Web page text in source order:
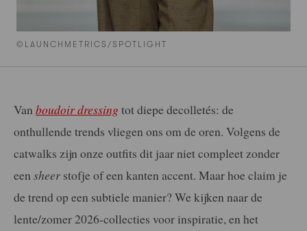
©LAUNCHMETRICS/SPOTLIGHT
Van boudoir dressingtot diepe decolletés: de
onthullende trends vliegen ons om de oren. Volgens de
catwalks zijn onze outfits dit jaar niet compleet zonder
een sheer stofje of een kanten accent. Maar hoe claim je
de trend op een subtiele manier? We kijken naar de
lente/zomer 2026-collecties voor inspiratie, en het